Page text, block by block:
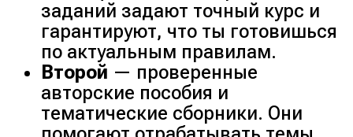
заданий задают точный курс и
гарантируют, что ты готовишься
по актуальным правилам.
Второй — проверенные
авторские пособия и
тематические сборники. Они